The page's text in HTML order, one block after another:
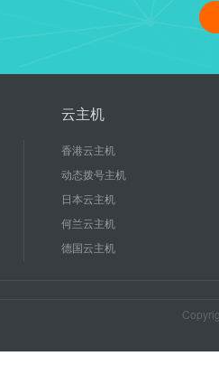
linux修改管理员密码、
使用linux能节省成本和后期
云主机
香港云主机
动态拨号主机
日本云主机
何兰云主机
德国云主机